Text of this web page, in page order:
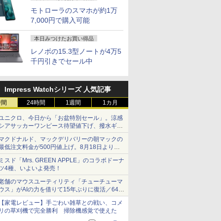
モトローラのスマホが約1万
7,000円で購入可能
本日みつけたお買い得品
レノボの15.3型ノートが4万5
千円引きでセール中
Impress Watchシリーズ 人気記事
24時間 1週間 1カ月
ニクロ、今日から「お盆特別セール」。涼感
アサッカーワンピース待望値下げ、撥水ギア
ョーツは1990円に
クドナルド、マックデリバリーの朝マックの
低注文料金が500円値上げ。8月18日より
円から受付
スド「Mrs. GREEN APPLE」のコラボドーナ
4種、いよいよ発売！
舗のマウスユーティリティ「チューチューマ
ス」がAIの力を借りて15年ぶりに復活／64bit
、Windows 10/11、「Chrome」も走り回
。復活記念で2026年末まで500円
家電レビュー】手ごわい雑草との戦い、コメ
の草刈機で完全勝利 掃除機感覚で使えた